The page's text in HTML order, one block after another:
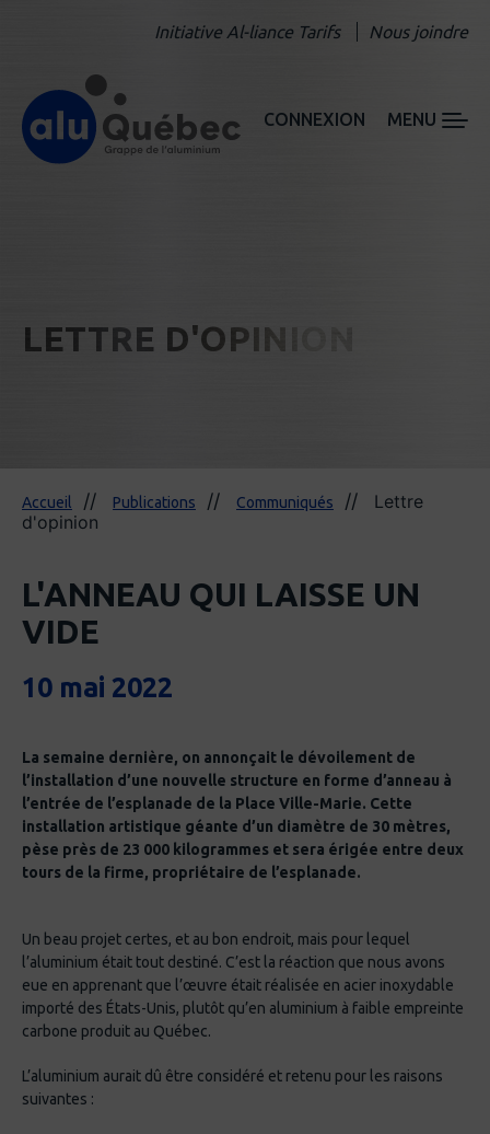
Initiative Al-liance Tarifs Nous joindre
CONNEXION MENU
LETTRE D'OPINION
Accueil Publications Communiqués
Lettre
d'opinion
L'ANNEAU QUI LAISSE UN
VIDE
10 mai 2022
La semaine dernière, on annonçait le dévoilement de
l’installation d’une nouvelle structure en forme d’anneau à
l’entrée de l’esplanade de la Place Ville-Marie. Cette
installation artistique géante d’un diamètre de 30 mètres,
pèse près de 23 000 kilogrammes et sera érigée entre deux
tours de la firme, propriétaire de l’esplanade.
Un beau projet certes, et au bon endroit, mais pour lequel
l’aluminium était tout destiné. C’est la réaction que nous avons
eue en apprenant que l’œuvre était réalisée en acier inoxydable
importé des États-Unis, plutôt qu’en aluminium à faible empreinte
carbone produit au Québec.
L’aluminium aurait dû être considéré et retenu pour les raisons
suivantes :